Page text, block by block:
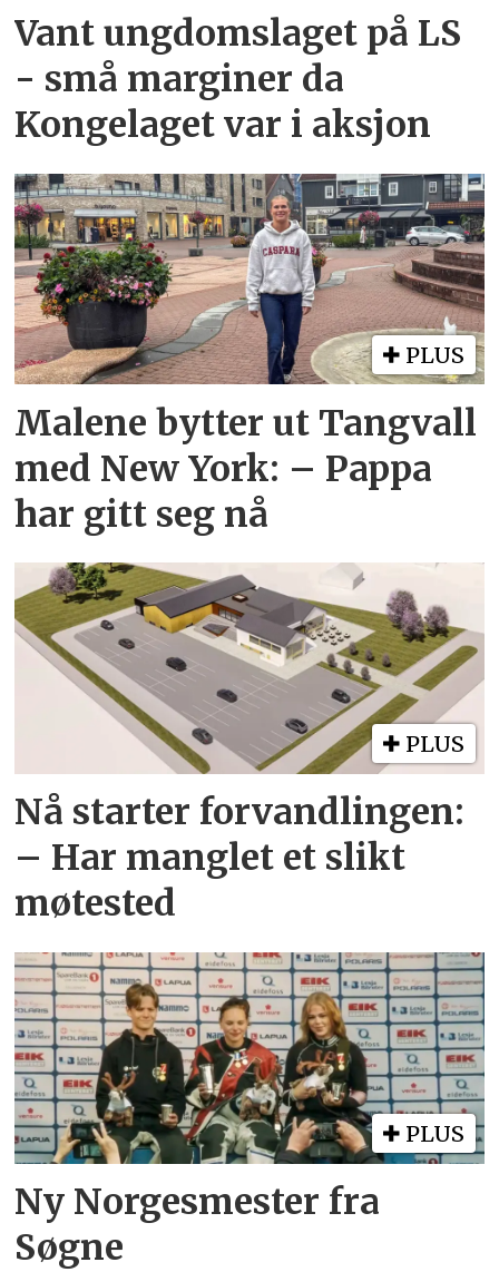
Vant ungdomslaget på LS
- små marginer da
Kongelaget var i aksjon
PLUS
Malene bytter ut Tangvall
med New York: – Pappa
har gitt seg nå
PLUS
Nå starter forvandlingen:
– Har manglet et slikt
møtested
PLUS
Ny Norgesmester fra
Søgne